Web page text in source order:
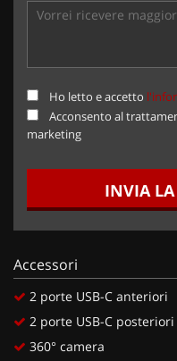
Ho letto e accetto
Acconsento al
marketing
INVIA LA
Accessori
2 porte USB-C anteriori
2 porte USB-C posteriori
360° camera